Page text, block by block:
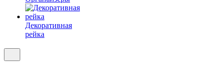
Декоративная
рейка